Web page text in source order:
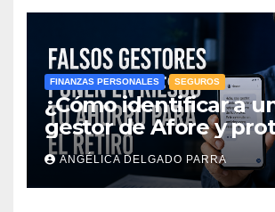
FINANZAS PERSONALES SEGUROS
¿Cómo identificar a
gestor de Afore y
ahorro para el retiro?
ANGÉLICA DELGADO PARRA